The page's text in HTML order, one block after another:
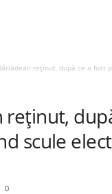
reținut, după ce a fost
reținut,
scule
0